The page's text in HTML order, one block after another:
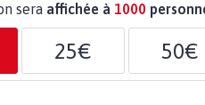
sera affichée à 1000
25€ 50€